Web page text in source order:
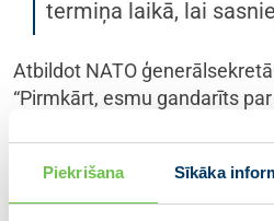
Piekrišana Sīkāka
termiņa laikā, lai
Atbildot NATO
“Pirmkārt, esmu gandarīts
nodrošinātu astoņu valstu,
Vienlaikus neaizmirsīsim, ka